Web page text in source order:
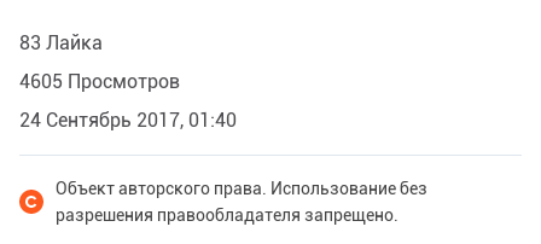
83 Лайка
4605 Просмотров
24 Сентябрь 2017, 01:40
Объект авторского права. Использование без
разрешения правообладателя запрещено.